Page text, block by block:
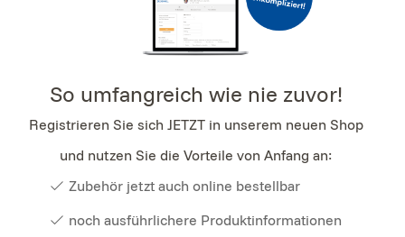
So umfangreich wie nie zuvor!
Registrieren Sie sich JETZT in unserem neuen Shop
und nutzen Sie die Vorteile von Anfang an:
Zubehör jetzt auch online bestellbar
noch ausführlichere Produktinformationen